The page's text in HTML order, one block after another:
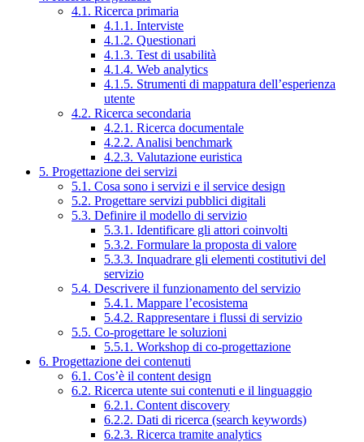
4.1. Ricerca primaria
4.1.1. Interviste
4.1.2. Questionari
4.1.3. Test di usabilità
4.1.4. Web analytics
4.1.5. Strumenti di mappatura dell’esperienza
utente
4.2. Ricerca secondaria
4.2.1. Ricerca documentale
4.2.2. Analisi benchmark
4.2.3. Valutazione euristica
5. Progettazione dei servizi
5.1. Cosa sono i servizi e il service design
5.2. Progettare servizi pubblici digitali
5.3. Definire il modello di servizio
5.3.1. Identificare gli attori coinvolti
5.3.2. Formulare la proposta di valore
5.3.3. Inquadrare gli elementi costitutivi del
servizio
5.4. Descrivere il funzionamento del servizio
5.4.1. Mappare l’ecosistema
5.4.2. Rappresentare i flussi di servizio
5.5. Co-progettare le soluzioni
5.5.1. Workshop di co-progettazione
6. Progettazione dei contenuti
6.1. Cos’è il content design
6.2. Ricerca utente sui contenuti e il linguaggio
6.2.1. Content discovery
6.2.2. Dati di ricerca (search keywords)
6.2.3. Ricerca tramite analytics